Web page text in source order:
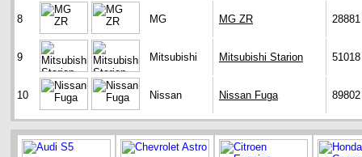
8 MG MG ZR 28881
9 Mitsubishi Mitsubishi Starion 51018
10 Nissan Nissan Fuga 89802